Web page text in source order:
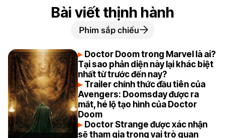
Bài viết thịnh hành
Phim sắp chiếu
Doctor Doom trong Marvel là ai?
Tại sao phản diện này lại khác biệt
nhất từ trước đến nay?
Trailer chính thức đầu tiên của
Avengers: Doomsday được ra
mắt, hé lộ tạo hình của Doctor
Doom
Doctor Strange được xác nhận
sẽ tham gia trong vai trò quan